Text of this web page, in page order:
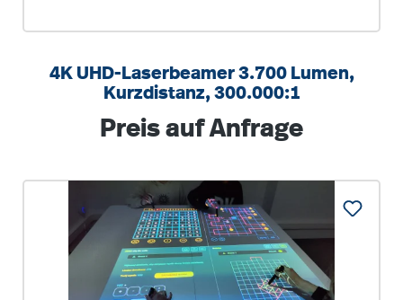
4K UHD-Laserbeamer 3.700 Lumen,
Kurzdistanz, 300.000:1
Regulärer Preis:
Preis auf Anfrage